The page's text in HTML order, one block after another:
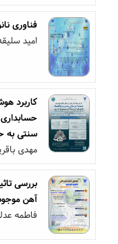
فناوری
امید
کاربرد
حسابداری
سنتی به
مهدی
بررسی
آهن
فاطمه